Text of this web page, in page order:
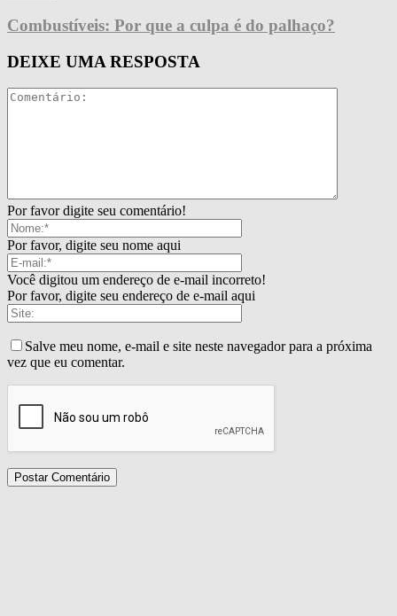
Combustíveis: Por que a culpa é do palhaço?
DEIXE UMA RESPOSTA
Por favor digite seu comentário!
Por favor, digite seu nome aqui
Você digitou um endereço de e-mail incorreto!
Por favor, digite seu endereço de e-mail aqui
Salve meu nome, e-mail e site neste navegador para a próxima
vez que eu comentar.